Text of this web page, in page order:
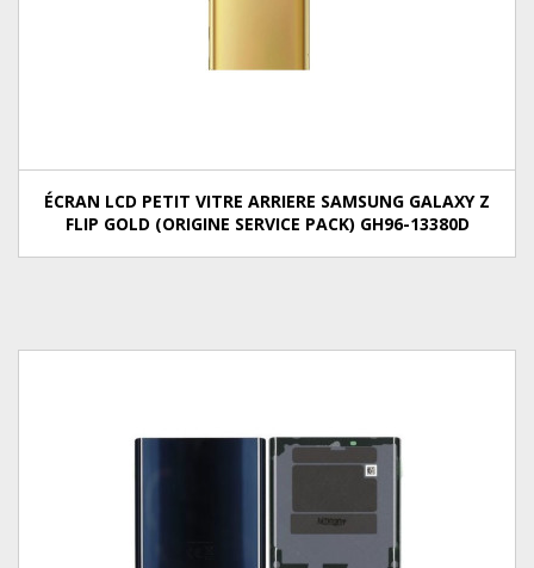
ÉCRAN LCD PETIT VITRE ARRIERE SAMSUNG GALAXY Z
FLIP GOLD (ORIGINE SERVICE PACK) GH96-13380D